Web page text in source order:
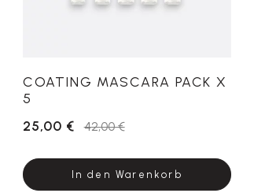
COATING MASCARA PACK X
5
25,00 €
42,00 €
In den Warenkorb